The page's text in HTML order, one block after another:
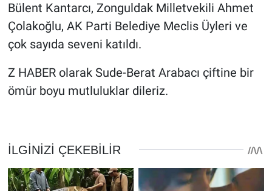
Bülent Kantarcı, Zonguldak Milletvekili Ahmet
Çolakoğlu, AK Parti Belediye Meclis Üyleri ve
çok sayıda seveni katıldı.
Z HABER olarak Sude-Berat Arabacı çiftine bir
ömür boyu mutluluklar dileriz.